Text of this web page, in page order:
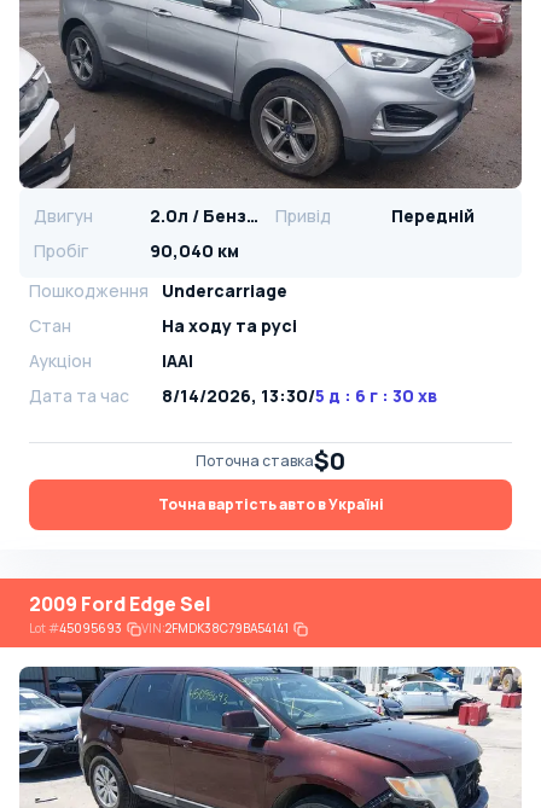
Двигун 2.0л / Бензин Привід
Передній
Пробіг
90,040 км
Пошкодження
Undercarriage
Стан
На ​​ходу та русі
Аукціон
IAAI
Дата та час
8/14/2026, 13:30/5 д : 6 г : 30 хв
Поточна ставка$0
Точна вартість авто в Україні
2009 Ford Edge Sel
Lot#45095693 VIN:2FMDK38C79BA54141